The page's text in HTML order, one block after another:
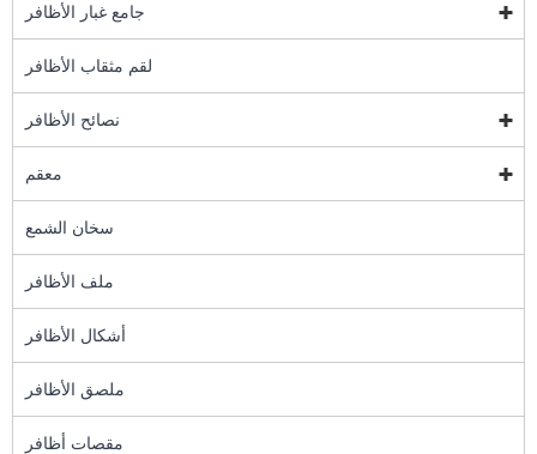
جامع غبار الأظافر
لقم مثقاب الأظافر
نصائح الأظافر
معقم
سخان الشمع
ملف الأظافر
أشكال الأظافر
ملصق الأظافر
مقصات أظافر